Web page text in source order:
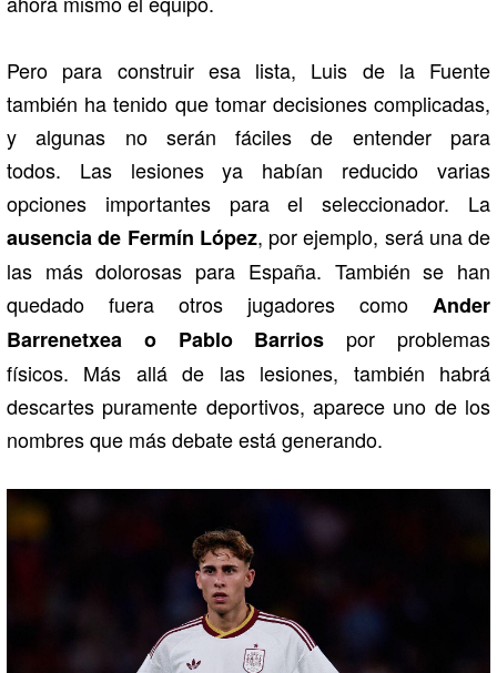
Pero para construir esa lista, Luis de la Fuente
también ha tenido que tomar decisiones complicadas,
y algunas no serán fáciles de entender para
todos. Las lesiones ya habían reducido varias
opciones importantes para el seleccionador. La
ausencia de Fermín López, por ejemplo, será una de
las más dolorosas para España. También se han
quedado fuera otros jugadores como Ander
Barrenetxea o Pablo Barrios por problemas
físicos. Más allá de las lesiones, también habrá
descartes puramente deportivos, aparece uno de los
nombres que más debate está generando.